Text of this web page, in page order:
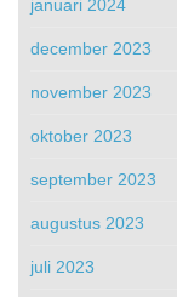
januari 2024
december 2023
november 2023
oktober 2023
september 2023
augustus 2023
juli 2023